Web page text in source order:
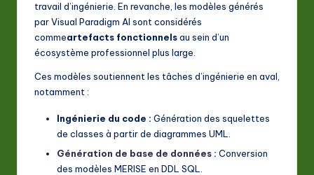
travail d’ingénierie. En revanche, les modèles générés
par Visual Paradigm AI sont considérés
commeartefacts fonctionnelsau sein d’un
écosystème professionnel plus large.
Ces modèles soutiennent les tâches d’ingénierie en aval,
notamment :
Ingénierie du code : Génération des squelettes
de classes à partir de diagrammes UML.
Génération de base de données : Conversion
des modèles MERISE en DDL SQL.